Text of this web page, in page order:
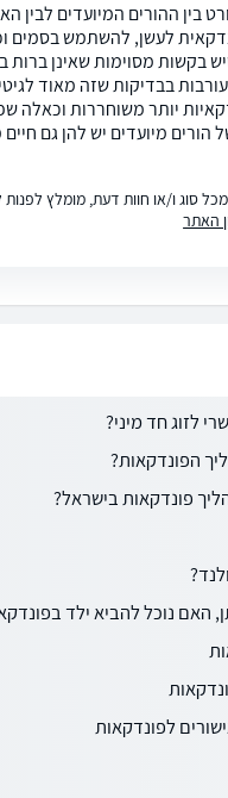
בין ההורים המיועדים
לעשן, להשתמש
מסוימות שאינן ברות
בבדיקות שזה מאוד
יותר משוחררות
הורים מיועדים יש להן גם
סוג ו/או חוות דעת, מומלץ
האתר
לזוג חד מיני?
הפונדקאות?
פונדקאות בישראל?
האם נוכל להביא ילד
לפונדקאות